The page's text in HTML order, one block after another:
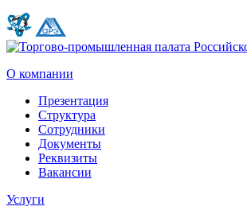
О компании
Презентация
Структура
Сотрудники
Документы
Реквизиты
Вакансии
Услуги